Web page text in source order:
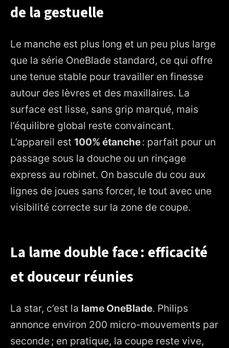
de la gestuelle
Le manche est plus long et un peu plus large
que la série OneBlade standard, ce qui offre
une tenue stable pour travailler en finesse
autour des lèvres et des maxillaires. La
surface est lisse, sans grip marqué, mais
l’équilibre global reste convaincant.
L’appareil est 100% étanche: parfait pour un
passage sous la douche ou un rinçage
express au robinet. On bascule du cou aux
lignes de joues sans forcer, le tout avec une
visibilité correcte sur la zone de coupe.
La lame double face : efficacité
et douceur réunies
La star, c’est la lame OneBlade. Philips
annonce environ 200 micro-mouvements par
seconde ; en pratique, la coupe reste vive,